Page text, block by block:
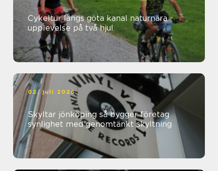
Cykeltur längs göta kanal naturnära
upplevelse på två hjul
02. juli 2026
Skyltar jönköping så bygger företag
synlighet med genomtänkt skyltning